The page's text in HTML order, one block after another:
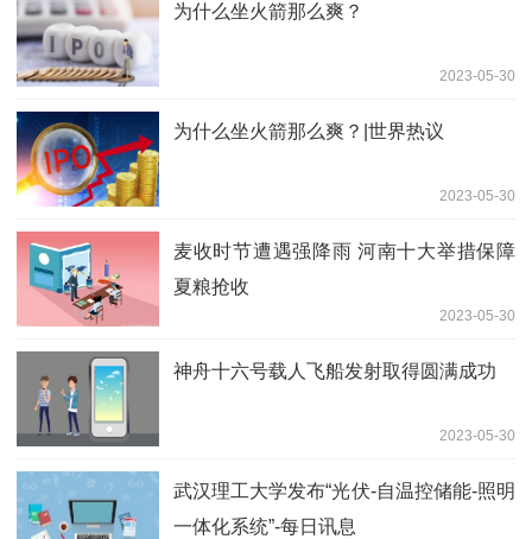
为什么坐火箭那么爽？
2023-05-30
为什么坐火箭那么爽？|世界热议
2023-05-30
麦收时节遭遇强降雨 河南十大举措保障
夏粮抢收
2023-05-30
神舟十六号载人飞船发射取得圆满成功
2023-05-30
武汉理工大学发布“光伏-自温控储能-照明
一体化系统”-每日讯息